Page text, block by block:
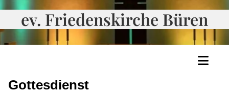
ev. Friedenskirche Büren
Gottesdienst